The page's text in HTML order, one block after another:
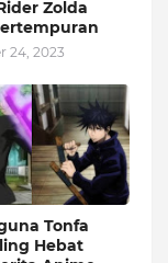
Zolda
24, 2023
Tonfa
Hebat